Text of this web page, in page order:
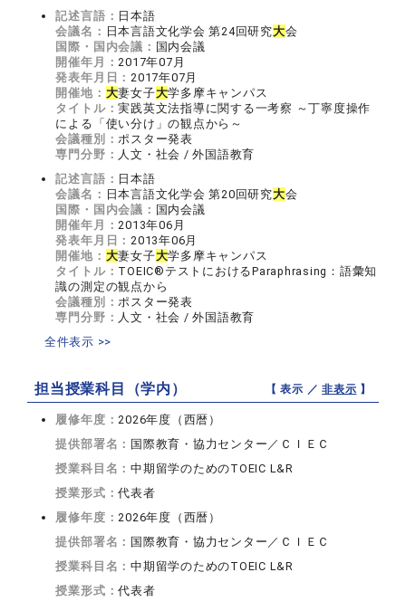
記述言語： 日本語
会議名： 日本言語文化学会 第24回研究大会
国際・国内会議： 国内会議
開催年月：2017年07月
発表年月日：2017年07月
開催地： 大妻女子大学多摩キャンパス
タイトル：実践英文法指導に関する一考察 ～丁寧度操作
による「使い分け」の観点から～
会議種別：ポスター発表
専門分野： 人文・社会 / 外国語教育
記述言語： 日本語
会議名： 日本言語文化学会 第20回研究大会
国際・国内会議： 国内会議
開催年月：2013年06月
発表年月日：2013年06月
開催地： 大妻女子大学多摩キャンパス
タイトル： TOEIC®テストにおけるParaphrasing：語彙知
識の測定の観点から
会議種別：ポスター発表
専門分野： 人文・社会 / 外国語教育
全件表示 >>
担当授業科目（学内） 【 表示 ／非表示 】
履修年度：2026年度（西暦）
提供部署名： 国際教育・協力センター／ＣＩＥＣ
授業科目名：中期留学のためのTOEIC L&R
授業形式：代表者
履修年度：2026年度（西暦）
提供部署名： 国際教育・協力センター／ＣＩＥＣ
授業科目名：中期留学のためのTOEIC L&R
授業形式：代表者